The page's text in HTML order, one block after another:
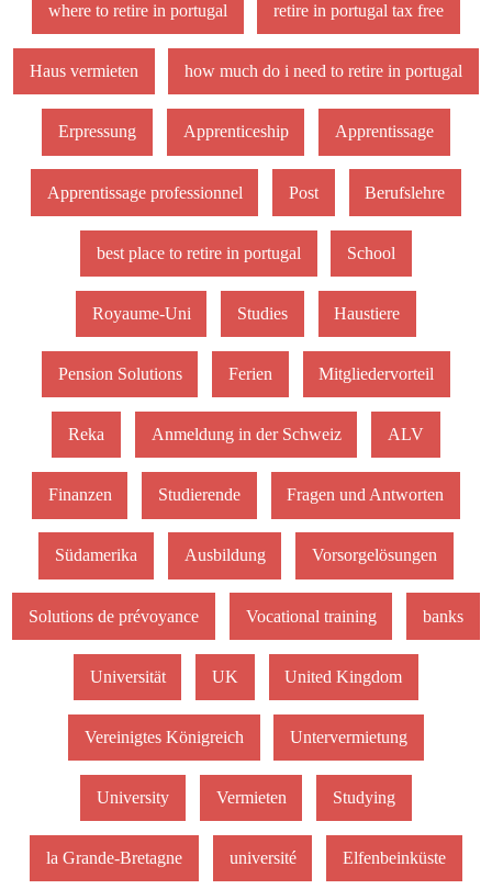
where to retire in portugal retire in portugal tax free
Haus vermieten how much do i need to retire in portugal
Erpressung Apprenticeship Apprentissage
Apprentissage professionnel Post Berufslehre
best place to retire in portugal School
Royaume-Uni Studies Haustiere
Pension Solutions Ferien Mitgliedervorteil
Reka Anmeldung in der Schweiz ALV
Finanzen Studierende Fragen und Antworten
Südamerika Ausbildung Vorsorgelösungen
Solutions de prévoyance Vocational training banks
Universität UK United Kingdom
Vereinigtes Königreich Untervermietung
University Vermieten Studying
la Grande-Bretagne université Elfenbeinküste